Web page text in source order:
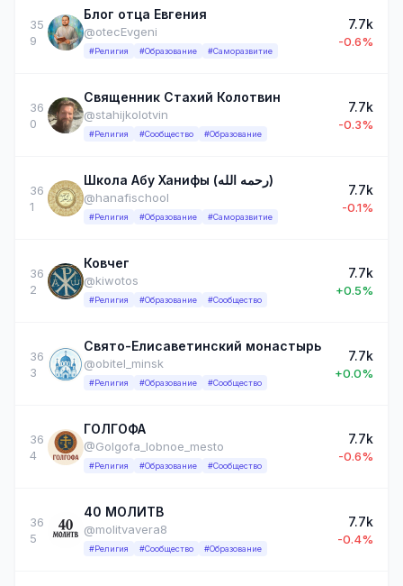
35
9
Блог отца Евгения
@otecEvgeni
#Религия #Образование #Саморазвитие
7.7k
-0.6%
36
0
Священник Стахий Колотвин
@stahijkolotvin
#Религия #Сообщество #Образование
7.7k
-0.3%
36
1
Школа Абу Ханифы (رحمه الله)
@hanafischool
#Религия #Образование #Саморазвитие
7.7k
-0.1%
36
2
Ковчег
@kiwotos
#Религия #Образование #Сообщество
7.7k
+0.5%
36
3
Свято-Елисаветинский монастырь
@obitel_minsk
#Религия #Образование #Сообщество
7.7k
+0.0%
36
4
ГОЛГОФА
@Golgofa_lobnoe_mesto
#Религия #Образование #Сообщество
7.7k
-0.6%
36
5
40 МОЛИТВ
@molitvavera8
#Религия #Сообщество #Образование
7.7k
-0.4%